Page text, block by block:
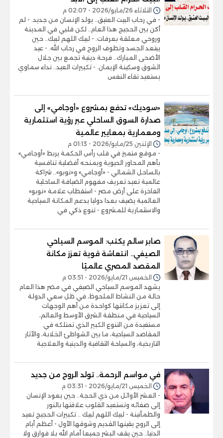
الثلاثاء 26/مايو/2026 - 02:07 م
- في رحاب البيت العتيق.. يولد الإنسان من جديد. - لم
أكن بين الحجيج هذا العام.. لكن قلبي في المدينة
وروحي معلقة بعرفات. - لبيك اللهم لبيك.. حين
يبتعد الجسد وتطوف الروح في رحاب الله. - عيد
الأضحى المبارك.. فرحة دينية تجمع بين جلال
الشوق وسكينة الإيمان. - تكبيرات العيد.. نداء سماوي
يستعيد نقاء النفس
«سوديك» تدفع بمشروع «أوجامي» إلى
صدارة السوق الساحلي عبر رؤية استثمارية
ومعمارية بمعايير عالمية
الإثنين 25/مايو/2026 - 01:13 م
- موقع متميز في قلب رأس الحكمة يربط «أوجامي»
بأهم المحاور الحيوية ويمنحه أفضلية تنافسية
بالساحل الشمالي - «أوجامي» و«نوبو».. شراكة
عالمية تعيد تعريف مفهوم الضيافة الساحلية
الفاخرة على أرض مصر - استقطاب علامة «نوبو»
العالمية يضيف بعدا دوليا يدعم المكانة السياحية
والاستثمارية للمشروع - تنوع ذكي في
صابر سالم يكتب: الموسم السياحي
الصيفي.. انتعاشة قوية تعزز مكانة
المقصد المصري عالميًا
الخميس 21/مايو/2026 - 03:51 م
يشهد الموسم السياحي الصيفي في مصر هذا العام
حالة من النشاط الملحوظ، في ظل سعي الدولة
إلى تعزيز مكانتها كواحدة من أهم الوجهات
السياحية في منطقة الشرق الأوسط والعالم،
مستفيدة من التنوع الكبير الذي تمتلكه في
المقاصد السياحية، ما بين الشواطئ الخلابة، والآثار
التاريخية، والسياحة الثقافية والدينية والعلاجية
في مواسم الرحمة.. تولد الروح من جديد
الخميس 21/مايو/2026 - 03:31 م
- العشر الأوائل من ذي الحجة.. حين يعود الإنسان
إلى صفائه وتستعيد القلوب علاقتها بالنور
والطمأنينة - لبيك اللهم لبيك .. تكبيرات الحجيج تعيد
إلى الروح يقينها القديم وشوقها الأول - أعظم أيام
الدنيا.. حين يقف البشر جميعا أمام الله بلا فوارق ولا